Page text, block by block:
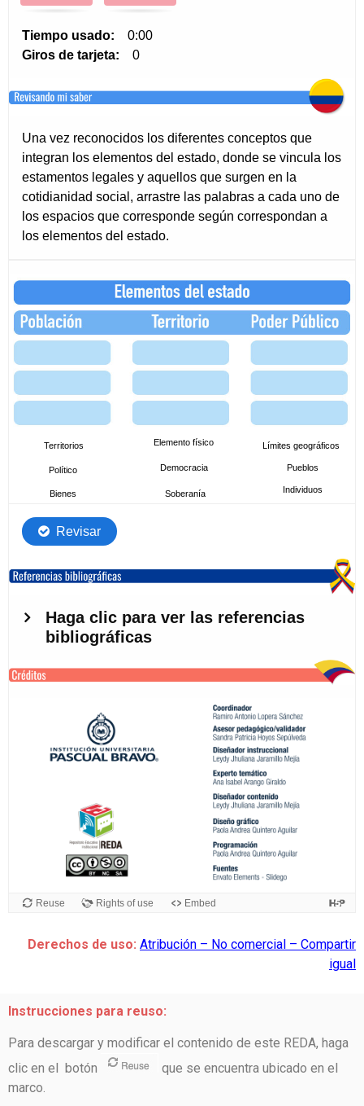
Derechos de uso: Atribución – No comercial – Compartir
igual
Instrucciones para reuso:
Para descargar y modificar el contenido de este REDA, haga
clic en el botón
que se encuentra ubicado en el
marco.